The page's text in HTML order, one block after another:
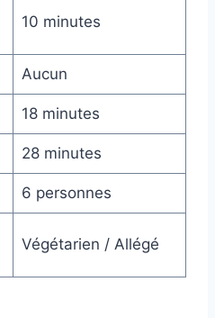
10 minutes
Aucun
18 minutes
28 minutes
6 personnes
Végétarien / Allégé